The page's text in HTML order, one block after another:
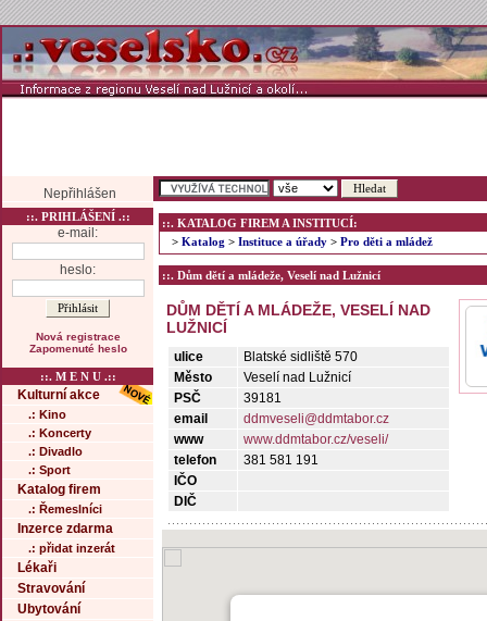
Nepřihlášen
::. PRIHLÁŠENÍ .::
e-mail:
heslo:
Nová registrace
Zapomenuté heslo
::. M E N U .::
Kulturní akce
.: Kino
.: Koncerty
.: Divadlo
.: Sport
Katalog firem
.: Řemeslníci
Inzerce zdarma
.: přidat inzerát
Lékaři
Stravování
Ubytování
::. KATALOG FIREM A INSTITUCÍ:
> Katalog > Instituce a úřady > Pro děti a mládež
::. Dům dětí a mládeže, Veselí nad Lužnicí
DŮM DĚTÍ A MLÁDEŽE, VESELÍ NAD
LUŽNICÍ
ulice
Blatské sidliště 570
Město
Veselí nad Lužnicí
PSČ
39181
email
ddmveseli@ddmtabor.cz
www
www.ddmtabor.cz/veseli/
telefon
381 581 191
IČO
DIČ